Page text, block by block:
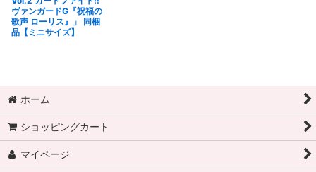
ヴァンガードG『祝福の
歌声 ローリス』」 同梱
品【ミニサイズ】
ホーム
ショッピングカート
マイページ